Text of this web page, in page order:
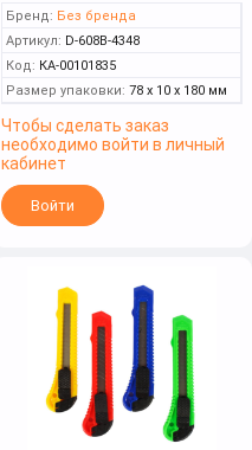
Бренд: Без бренда
Артикул: D-608B-4348
Код: КА-00101835
Размер упаковки: 78 x 10 x 180 мм
Чтобы сделать заказ
необходимо войти в личный
кабинет
Войти